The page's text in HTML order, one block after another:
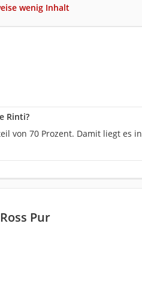
wenig Inhalt
Rinti?
von 70 Prozent. Damit liegt es in
Pur